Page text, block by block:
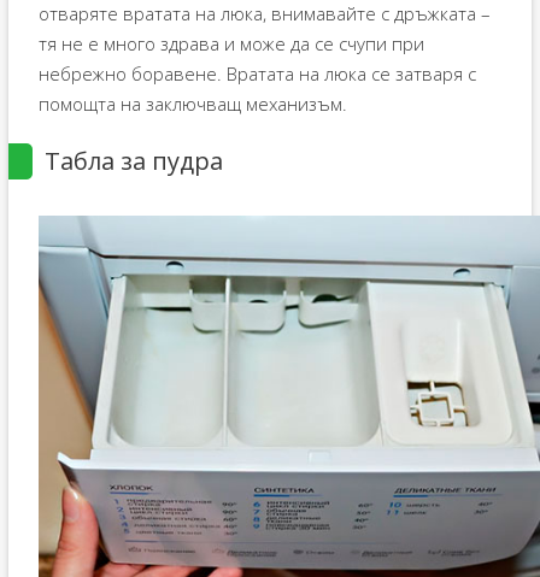
отваряте вратата на люка, внимавайте с дръжката –
тя не е много здрава и може да се счупи при
небрежно боравене. Вратата на люка се затваря с
помощта на заключващ механизъм.
Табла за пудра